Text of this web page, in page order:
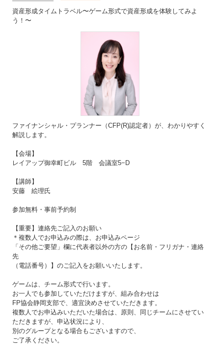
資産形成タイムトラベル〜ゲーム形式で資産形成を体験してみよ
う！〜
ファイナンシャル・プランナー（CFP(R)認定者）が、わかりやすく
解説します。
【会場】
レイアップ御幸町ビル 5階 会議室5−D
【講師】
安藤 絵理氏
参加無料・事前予約制
【重要】連絡先ご記入のお願い
＊複数人でお申込みの際は、お申込みページ
「その他ご要望」欄に代表者以外の方の【お名前・フリガナ・連絡
先
（電話番号）】のご記入をお願いいたします。
ゲームは、チーム形式で行います。
お一人でも参加していただけますが、組み合わせは
FP協会静岡支部で、適宜決めさせていただきます。
複数人でお申込みいただいた場合は、原則、同じチームにさせてい
ただきますが、申込状況により、
別のグループとなる場合もございますので、
ご了承ください。